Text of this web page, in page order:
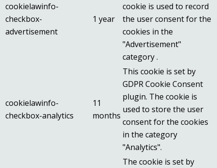
cookielawinfo-
checkbox-
advertisement
1 year
cookie is used to record
the user consent for the
cookies in the
"Advertisement"
category .
cookielawinfo-
checkbox-analytics
11
months
This cookie is set by
GDPR Cookie Consent
plugin. The cookie is
used to store the user
consent for the cookies
in the category
"Analytics".
The cookie is set by